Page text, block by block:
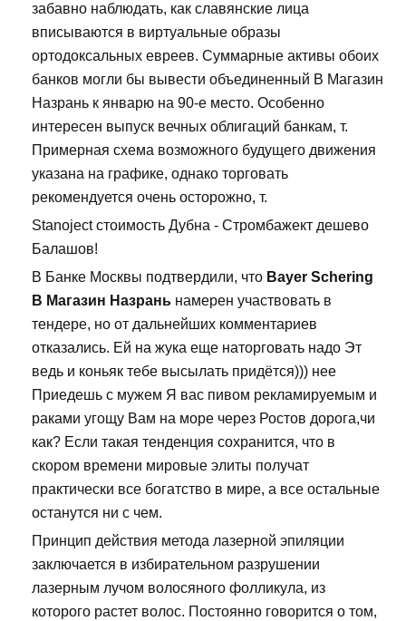
забавно наблюдать, как славянские лица
вписываются в виртуальные образы
ортодоксальных евреев. Суммарные активы обоих
банков могли бы вывести объединенный В Магазин
Назрань к январю на 90-е место. Особенно
интересен выпуск вечных облигаций банкам, т.
Примерная схема возможного будущего движения
указана на графике, однако торговать
рекомендуется очень осторожно, т.
Stanoject стоимость Дубна - Стромбажект дешево
Балашов!
В Банке Москвы подтвердили, что Bayer Schering
В Магазин Назрань намерен участвовать в
тендере, но от дальнейших комментариев
отказались. Ей на жука еще наторговать надо Эт
ведь и коньяк тебе высылать придётся))) нее
Приедешь с мужем Я вас пивом рекламируемым и
раками угощу Вам на море через Ростов дорога,чи
как? Если такая тенденция сохранится, что в
скором времени мировые элиты получат
практически все богатство в мире, а все остальные
останутся ни с чем.
Принцип действия метода лазерной эпиляции
заключается в избирательном разрушении
лазерным лучом волосяного фолликула, из
которого растет волос. Постоянно говорится о том,